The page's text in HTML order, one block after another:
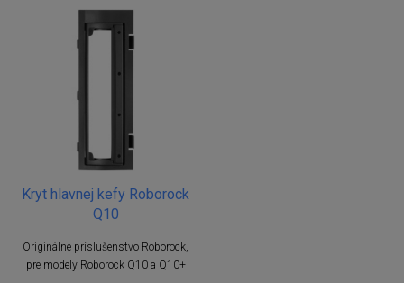
Kryt hlavnej kefy Roborock
Q10
Originálne príslušenstvo Roborock,
pre modely Roborock Q10 a Q10+